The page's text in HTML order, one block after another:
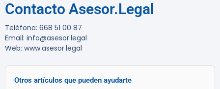
Contacto Asesor.Legal
Teléfono: 668 51 00 87
Email: info@asesor.legal
Web: www.asesor.legal
Otros artículos que pueden ayudarte